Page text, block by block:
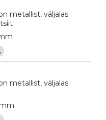
metallist, väljalas
metallist, väljalas